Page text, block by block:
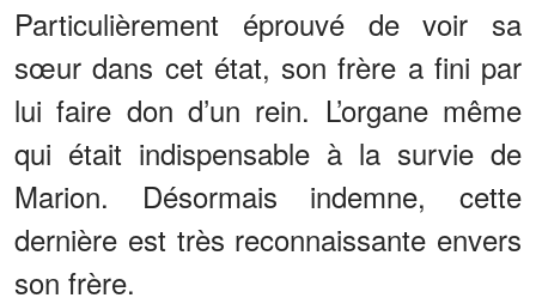
Particulièrement éprouvé de voir sa
sœur dans cet état, son frère a fini par
lui faire don d’un rein. L’organe même
qui était indispensable à la survie de
Marion. Désormais indemne, cette
dernière est très reconnaissante envers
son frère.